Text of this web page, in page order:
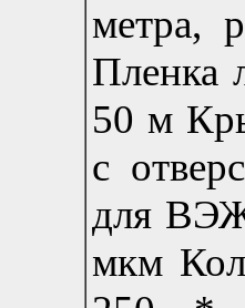
метра,
Пленка
50 м
с
для
мкм